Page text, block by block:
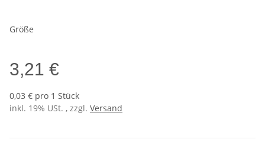
Größe
3,21 €
0,03 € pro 1 Stück
inkl. 19% USt. , zzgl. Versand